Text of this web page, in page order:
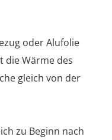
oder Alufolie
die Wärme des
gleich von der
zu Beginn nach